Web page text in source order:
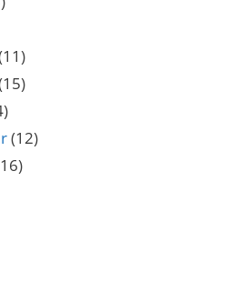
(12)